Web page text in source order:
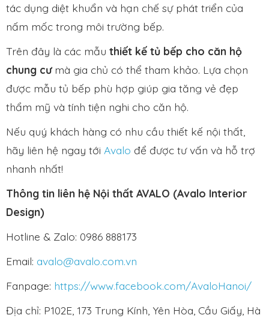
tác dụng diệt khuẩn và hạn chế sự phát triển của
nấm mốc trong môi trường bếp.
Trên đây là các mẫu thiết kế tủ bếp cho căn hộ
chung cưmà gia chủ có thể tham khảo. Lựa chọn
được mẫu tủ bếp phù hợp giúp gia tăng vẻ đẹp
thẩm mỹ và tính tiện nghi cho căn hộ.
Nếu quý khách hàng có nhu cầu thiết kế nội thất,
hãy liên hệ ngay tới Avalo để được tư vấn và hỗ trợ
nhanh nhất!
Thông tin liên hệ Nội thất AVALO (Avalo Interior
Design)
Hotline & Zalo: 0986 888173
Email: avalo@avalo.com.vn
Fanpage: https://www.facebook.com/AvaloHanoi/
Địa chỉ: P102E, 173 Trung Kính, Yên Hòa, Cầu Giấy, Hà